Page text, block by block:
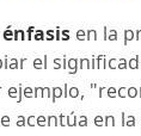
énfasis en la
el
ejemplo,
acentúa en